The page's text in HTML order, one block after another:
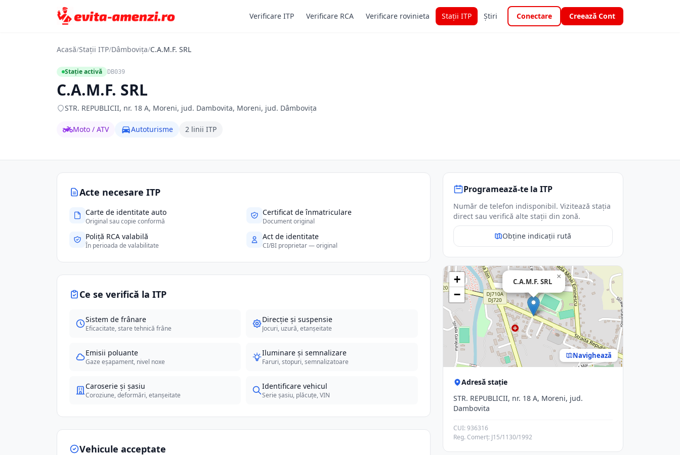
Verificare ITP Verificare RCA Verificare rovinieta Stații ITP Știri Conectare Creează Cont
Acasă/Stații ITP/Dâmbovița/C.A.M.F. SRL
Stație activă DB039
C.A.M.F. SRL
STR. REPUBLICII, nr. 18 A, Moreni, jud. Dambovita, Moreni, jud. Dâmbovița
Moto / ATV Autoturisme 2 linii ITP
Acte necesare ITP
Carte de identitate auto
Original sau copie conformă
Certificat de înmatriculare
Document original
Poliță RCA valabilă
În perioada de valabilitate
Act de identitate
CI/BI proprietar — original
Ce se verifică la ITP
Sistem de frânare
Eficacitate, stare tehnică frâne
Direcție și suspensie
Jocuri, uzură, etanșeitate
Emisii poluante
Gaze eșapament, nivel noxe
Iluminare și semnalizare
Faruri, stopuri, semnalizatoare
Caroserie și șasiu
Coroziune, deformări, etanșeitate
Identificare vehicul
Serie șasiu, plăcuțe, VIN
Vehicule acceptate
Programează-te la ITP
Număr de telefon indisponibil. Vizitează stația
direct sau verifică alte stații din zonă.
Obține indicații rută
C.A.M.F. SRL
×
+
−
Navighează
Adresă stație
STR. REPUBLICII, nr. 18 A, Moreni, jud.
Dambovita
CUI: 936316
Reg. Comerț: J15/1130/1992